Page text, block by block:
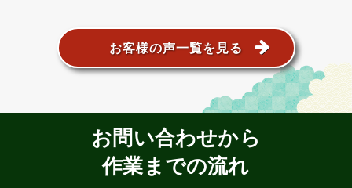
お客様の声一覧を見る
お問い合わせから
作業までの流れ